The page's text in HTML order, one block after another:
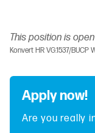
This position is
Konvert HR VG.1537/BUCP
Apply now!
Are you really